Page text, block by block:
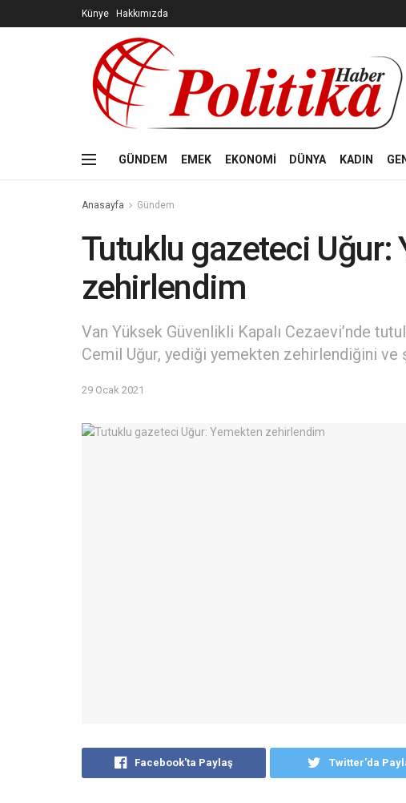
Künye Hakkımızda
GÜNDEM EMEK EKONOMİ DÜNYA KADIN
Anasayfa Gündem
Tutuklu gazeteci Uğur:
zehirlendim
Van Yüksek Güvenlikli Kapalı Cezaevi’nde
Cemil Uğur, yediği yemekten zehirlendiğini ve
29 Ocak 2021
Facebook'ta Paylaş Twitter'da